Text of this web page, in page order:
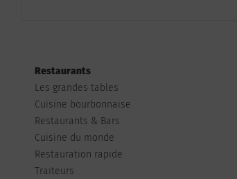
Restaurants
Les grandes tables
Cuisine bourbonnaise
Restaurants & Bars
Cuisine du monde
Restauration rapide
Traiteurs